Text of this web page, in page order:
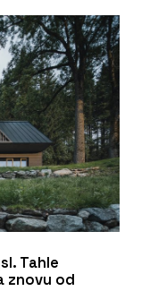
Tahle
znovu od